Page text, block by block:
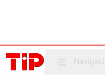
Mobile menu